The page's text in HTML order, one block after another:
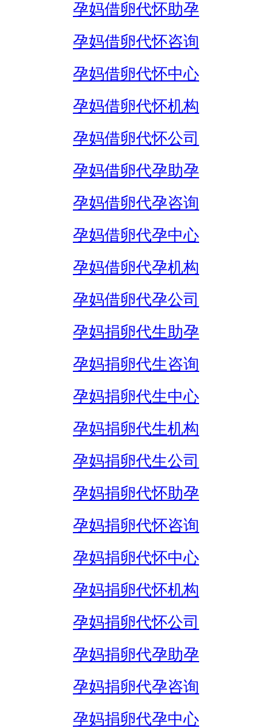
孕妈借卵代怀助孕
孕妈借卵代怀咨询
孕妈借卵代怀中心
孕妈借卵代怀机构
孕妈借卵代怀公司
孕妈借卵代孕助孕
孕妈借卵代孕咨询
孕妈借卵代孕中心
孕妈借卵代孕机构
孕妈借卵代孕公司
孕妈捐卵代生助孕
孕妈捐卵代生咨询
孕妈捐卵代生中心
孕妈捐卵代生机构
孕妈捐卵代生公司
孕妈捐卵代怀助孕
孕妈捐卵代怀咨询
孕妈捐卵代怀中心
孕妈捐卵代怀机构
孕妈捐卵代怀公司
孕妈捐卵代孕助孕
孕妈捐卵代孕咨询
孕妈捐卵代孕中心